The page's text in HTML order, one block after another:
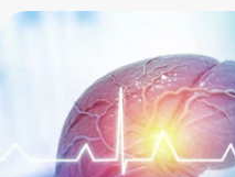
肝）患者若同時合併代謝症候
者僅有單純性脂肪肝，沒有
率減半。 C型肝炎感染亦是導致肝硬化和肝細胞癌的主要原因之一，
劉振驊教授最新的研究顯示，
病毒藥物治癒C型肝炎後，若
病、高血壓、肥胖等），患